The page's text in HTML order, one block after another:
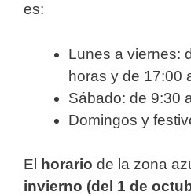
es:
Lunes a viernes:
horas y de 17:00
Sábado: de 9:30
Domingos y
El horario de la zona
invierno (del 1 de